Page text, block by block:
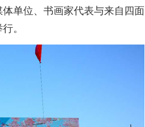
单位、书画家代表与来自四面
。